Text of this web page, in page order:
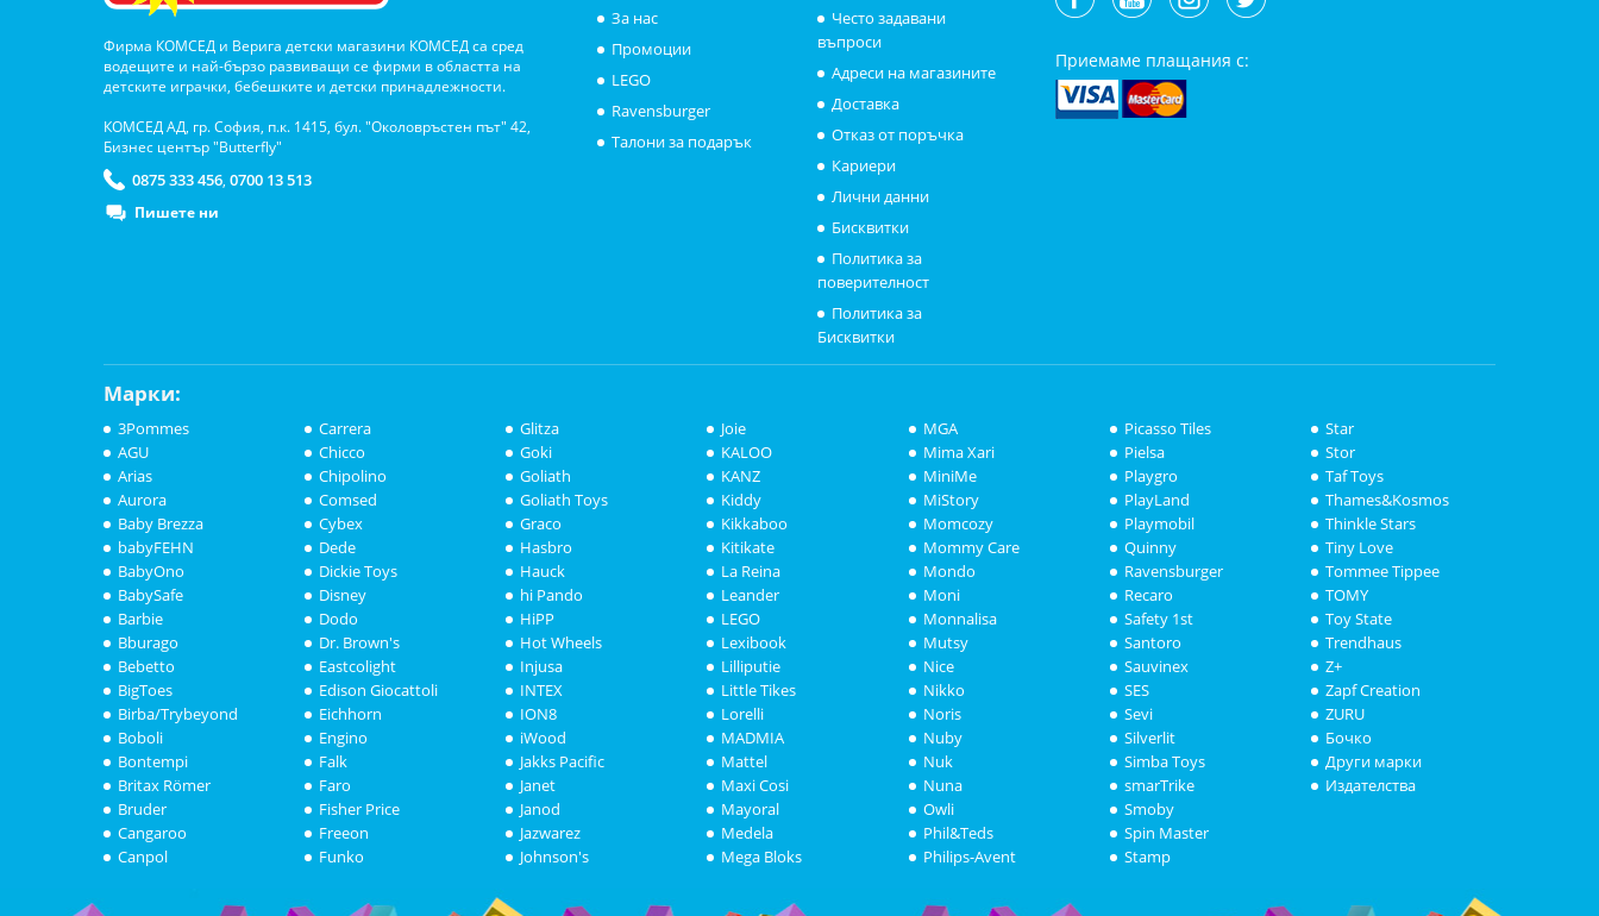
Фирма КОМСЕД и Верига детски магазини КОМСЕД са сред
водещите и най-бързо развиващи се фирми в областта на
детските играчки, бебешките и детски принадлежности.
КОМСЕД АД, гр. София, п.к. 1415, бул. "Околовръстен път" 42,
Бизнес център "Butterfly"
0875 333 456, 0700 13 513
Пишете ни
За нас
Промоции
LEGO
Ravensburger
Талони за подарък
Често задавани
въпроси
Адреси на магазините
Доставка
Отказ от поръчка
Кариери
Лични данни
Бисквитки
Политика за
поверителност
Политика за
Бисквитки
Приемаме плащания с:
Марки:
3Pommes
AGU
Arias
Aurora
Baby Brezza
babyFEHN
BabyOno
BabySafe
Barbie
Bburago
Bebetto
BigToes
Birba/Trybeyond
Boboli
Bontempi
Britax Römer
Bruder
Cangaroo
Canpol
Carrera
Chicco
Chipolino
Comsed
Cybex
Dede
Dickie Toys
Disney
Dodo
Dr. Brown's
Eastcolight
Edison Giocattoli
Eichhorn
Engino
Falk
Faro
Fisher Price
Freeon
Funko
Glitza
Goki
Goliath
Goliath Toys
Graco
Hasbro
Hauck
hi Pando
HiPP
Hot Wheels
Injusa
INTEX
ION8
iWood
Jakks Pacific
Janet
Janod
Jazwarez
Johnson's
Joie
KALOO
KANZ
Kiddy
Kikkaboo
Kitikate
La Reina
Leander
LEGO
Lexibook
Lilliputie
Little Tikes
Lorelli
MADMIA
Mattel
Maxi Cosi
Mayoral
Medela
Mega Bloks
MGA
Mima Xari
MiniMe
MiStory
Momcozy
Mommy Care
Mondo
Moni
Monnalisa
Mutsy
Nice
Nikko
Noris
Nuby
Nuk
Nuna
Owli
Phil&Teds
Philips-Avent
Picasso Tiles
Pielsa
Playgro
PlayLand
Playmobil
Quinny
Ravensburger
Recaro
Safety 1st
Santoro
Sauvinex
SES
Sevi
Silverlit
Simba Toys
smarTrike
Smoby
Spin Master
Stamp
Star
Stor
Taf Toys
Thames&Kosmos
Thinkle Stars
Tiny Love
Tommee Tippee
TOMY
Toy State
Trendhaus
Z+
Zapf Creation
ZURU
Бочко
Други марки
Издателства